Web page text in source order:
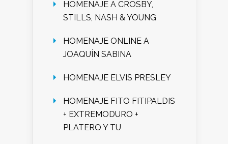
HOMENAJE A CROSBY,
STILLS, NASH & YOUNG
HOMENAJE ONLINE A
JOAQUÍN SABINA
HOMENAJE ELVIS PRESLEY
HOMENAJE FITO FITIPALDIS
+ EXTREMODURO +
PLATERO Y TU